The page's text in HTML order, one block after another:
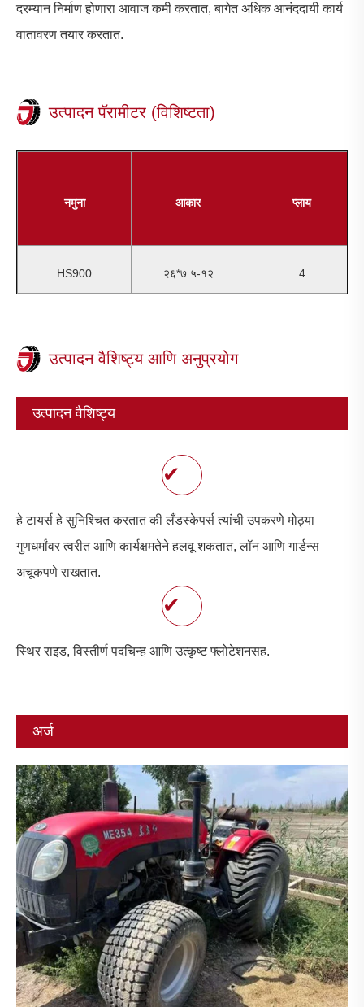
दरम्यान निर्माण होणारा आवाज कमी करतात, बागेत अधिक आनंददायी कार्य
वातावरण तयार करतात.
उत्पादन पॅरामीटर (विशिष्टता)
नमुना आकार प्लाय
HS900 २६*७.५-१२ 4
उत्पादन वैशिष्ट्य आणि अनुप्रयोग
उत्पादन वैशिष्ट्य
✔
हे टायर्स हे सुनिश्चित करतात की लँडस्केपर्स त्यांची उपकरणे मोठ्या
गुणधर्मांवर त्वरीत आणि कार्यक्षमतेने हलवू शकतात, लॉन आणि गार्डन्स
अचूकपणे राखतात.
✔
स्थिर राइड, विस्तीर्ण पदचिन्ह आणि उत्कृष्ट फ्लोटेशनसह.
अर्ज